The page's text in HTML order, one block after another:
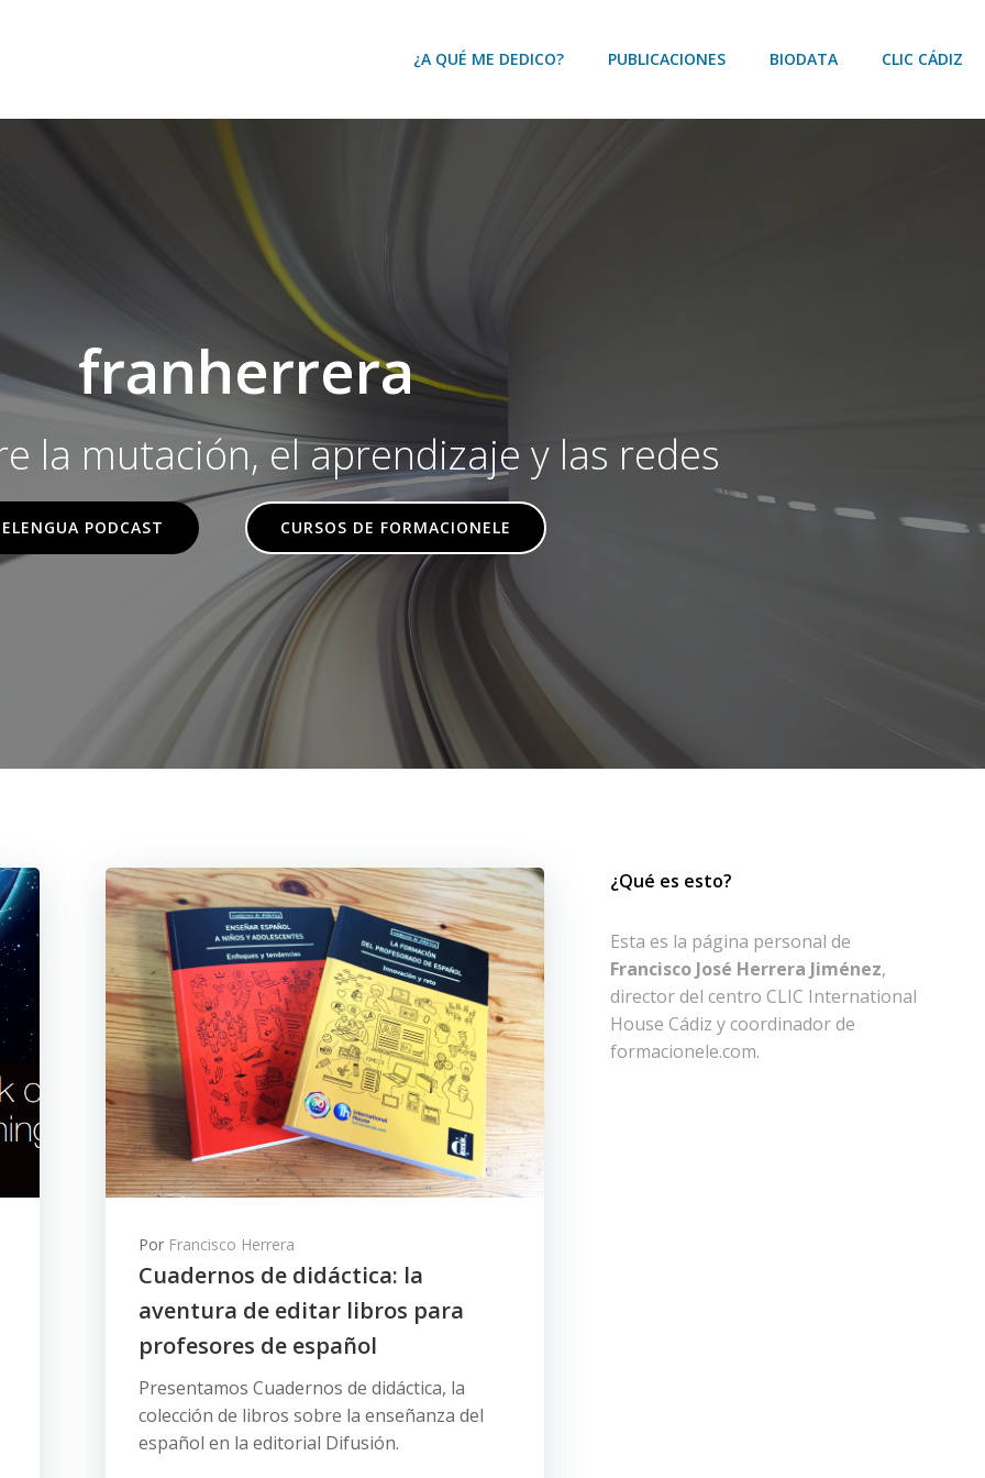
¿A QUÉ ME DEDICO? PUBLICACIONES BIODATA CLIC CÁDIZ
franherrera
la mutación, el aprendizaje y las redes
PODCAST CURSOS DE FORMACIONELE
Por Francisco Herrera
Cuadernos de didáctica: la
aventura de editar libros para
profesores de español
Presentamos Cuadernos de didáctica, la
colección de libros sobre la enseñanza del
español en la editorial Difusión.
¿Qué es esto?
Esta es la página personal de
Francisco José Herrera Jiménez,
director del centro CLIC International
House Cádiz y coordinador de
formacionele.com.